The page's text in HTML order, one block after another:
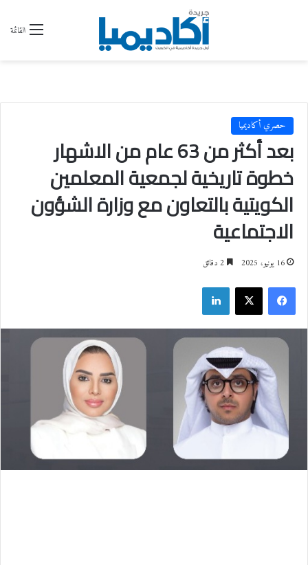
القائمة
حصري أكاديميا
بعد أكثر من 63 عام من الاشهار
خطوة تاريخية لجمعية المعلمين
الكويتية بالتعاون مع وزارة الشؤون
الاجتماعية
16 يونيو، 2025
فيسبوك